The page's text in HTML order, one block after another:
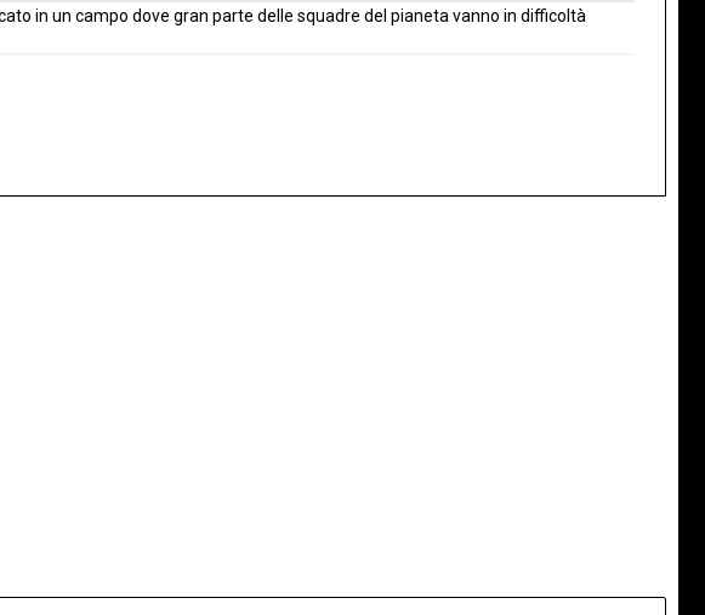
in un campo dove gran parte delle squadre del pianeta vanno in difficoltà